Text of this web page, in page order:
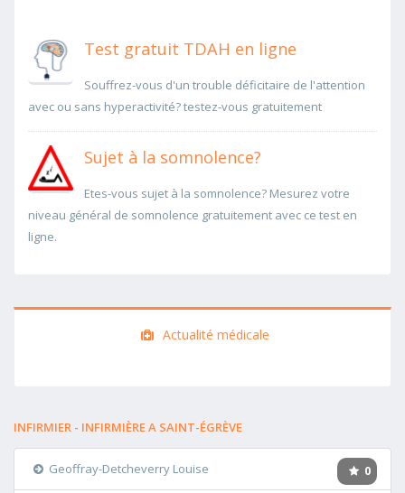
Test gratuit TDAH en ligne
Souffrez-vous d'un trouble déficitaire de l'attention
avec ou sans hyperactivité? testez-vous gratuitement
Sujet à la somnolence?
Etes-vous sujet à la somnolence? Mesurez votre
niveau général de somnolence gratuitement avec ce test en
ligne.
Actualité médicale
INFIRMIER - INFIRMIÈRE A SAINT-ÉGRÈVE
0
Geoffray-Detcheverry Louise